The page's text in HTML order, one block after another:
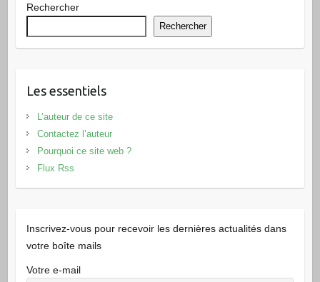
Rechercher
Rechercher
Les essentiels
L’auteur de ce site
Contactez l’auteur
Pourquoi ce site web ?
Flux Rss
Inscrivez-vous pour recevoir les dernières actualités dans
votre boîte mails
Votre e-mail